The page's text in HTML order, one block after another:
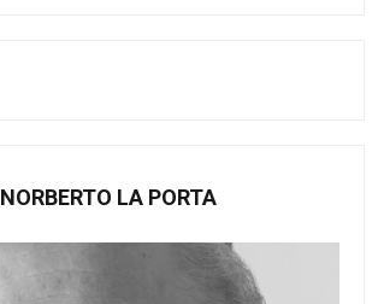
NORBERTO LA PORTA